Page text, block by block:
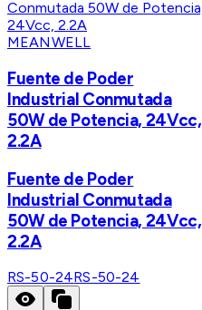
MEANWELL
Fuente de Poder
Industrial Conmutada
50W de Potencia, 24Vcc,
2.2A
Fuente de Poder
Industrial Conmutada
50W de Potencia, 24Vcc,
2.2A
RS-50-24RS-50-24